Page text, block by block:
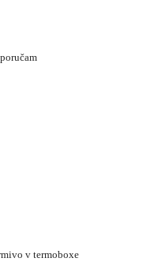
v termoboxe